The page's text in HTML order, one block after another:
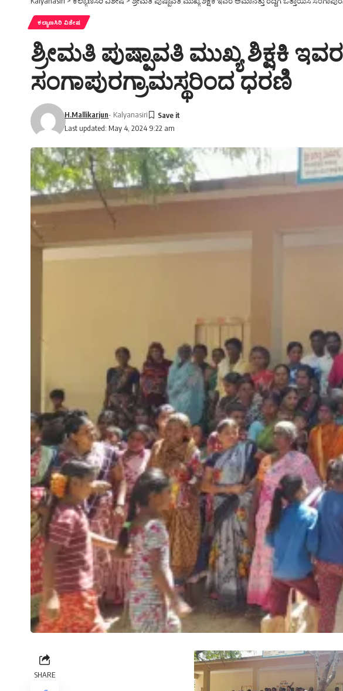
ಕಲ್ಯಾಣಸಿರಿ ವಿಶೇಷ
ಶ್ರೀಮತಿ ಪುಷ್ಪಾವತಿ ಮುಖ್ಯ ಶಿಕ್ಷಕಿ
ಸಂಗಾಪುರಗ್ರಾಮಸ್ಥರಿಂದ ಧರಣಿ
Last updated: May 4, 2024 9:22 am
H.Mallikarjun- Kalyanasiri
SHARE